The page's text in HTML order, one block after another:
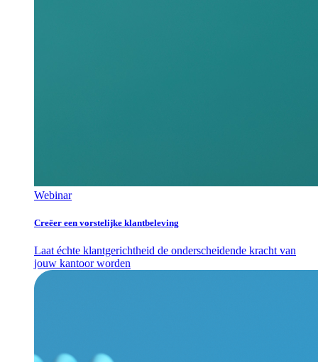
Webinar
Creëer een vorstelijke klantbeleving
Laat échte klantgerichtheid de onderscheidende kracht van
jouw kantoor worden